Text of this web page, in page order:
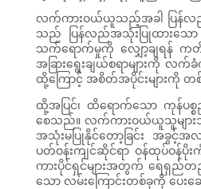
လက်ကားဝယ်ယူသည့်အခါ ပြန်လည်
သည် ပြန်လည်အသုံးပြုထားသော
သက်ရောက်မှုကို လျှော့ချရန် ကတိ
အခြားရွေးချယ်စရာများကို
ထို့ကြောင့် အစိတ်အပိုင်းများကို တစ်
ထို့အပြင်၊ ထိရောက်သော ကုန်ပစ္
စေသည်။ လက်ကားဝယ်ယူသူများသ
အသုံးမပြုနိုင်တော့ခြင်း အခွင့်အ
ပတ်ဝန်းကျင်ဆိုင်ရာ ဝန်ထုပ်ဝန်ပို
ကားပိုင်ရှင်များအတွက် ရေရှည်တ
သော လမ်းကြောင်းတစ်ခုကို ပေး